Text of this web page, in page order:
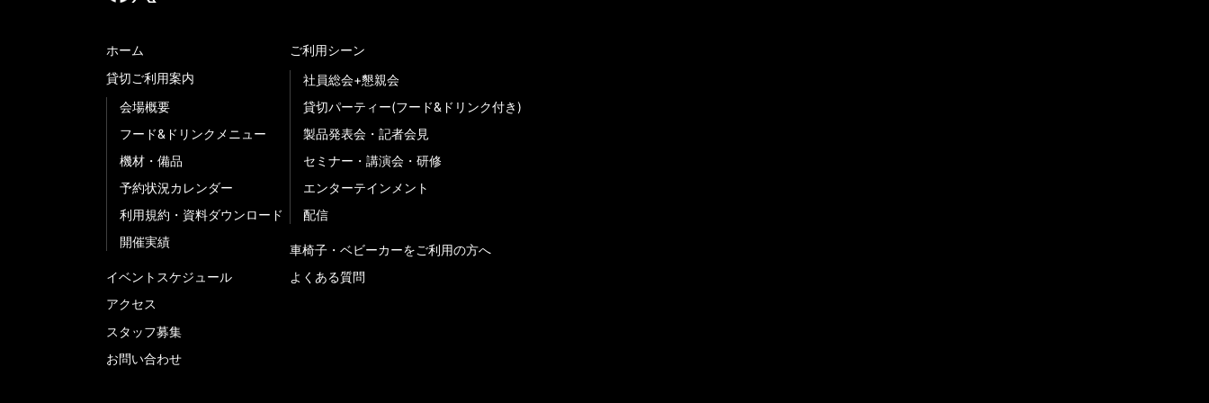
ホーム
貸切ご利用案内
会場概要
フード&ドリンクメニュー
機材・備品
予約状況カレンダー
利用規約・資料ダウンロード
開催実績
イベントスケジュール
アクセス
スタッフ募集
お問い合わせ
ご利用シーン
社員総会+懇親会
貸切パーティー(フード&ドリンク付き)
製品発表会・記者会見
セミナー・講演会・研修
エンターテインメント
配信
車椅子・ベビーカーをご利用の方へ
よくある質問